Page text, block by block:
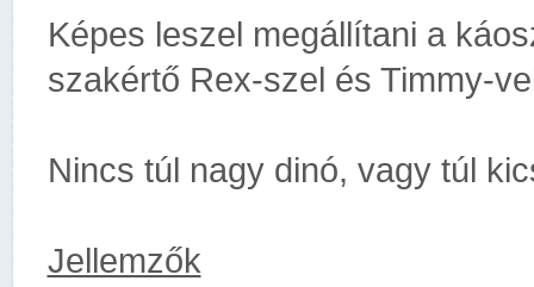
Képes leszel megállítani a
szakértő Rex-szel és Timmy-
Nincs túl nagy dinó, vagy túl
Jellemzők